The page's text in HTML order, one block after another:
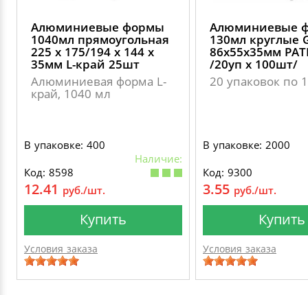
Алюминиевые формы
1040мл прямоугольная
225 х 175/194 х 144 х
35мм L-край 25шт
Алюминиевая форма L-
край, 1040 мл
В упаковке: 400
Наличие:
Код: 8598
12.41 руб./шт.
Купить
Условия заказа
Алюминиевые
130мл круглые
86х55х35мм
/20уп х 100шт/
20 упаковок по
В упаковке: 2000
Код: 9300
3.55 руб./шт.
Купить
Условия заказа